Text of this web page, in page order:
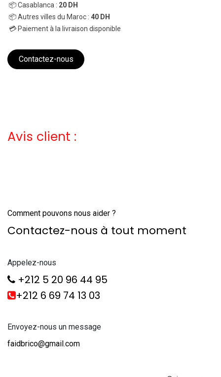
📦 Casablanca : 20 DH
📦 Autres villes du Maroc : 40 DH
💳 Paiement à la livraison disponible
Contactez-nous
Avis client :
Comment pouvons nous aider ?
Contactez-nous à tout moment
Appelez-nous
+212 5 20 96 44 95
+212 6 69 74 13 03
Envoyez-nous un message
faidbrico@gmail.com